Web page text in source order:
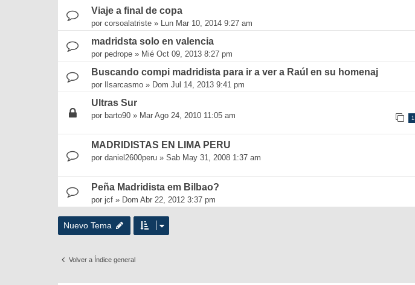
Viaje a final de copa
por corsoalatriste » Lun Mar 10, 2014 9:27 am
madridsta solo en valencia
por pedrope » Mié Oct 09, 2013 8:27 pm
Buscando compi madridista para ir a ver a Raúl en su homenaj
por Ilsarcasmo » Dom Jul 14, 2013 9:41 pm
Ultras Sur
por barto90 » Mar Ago 24, 2010 11:05 am 1
MADRIDISTAS EN LIMA PERU
por daniel2600peru » Sab May 31, 2008 1:37 am
Peña Madridista em Bilbao?
por jcf » Dom Abr 22, 2012 3:37 pm
Nuevo Tema
Volver a Índice general